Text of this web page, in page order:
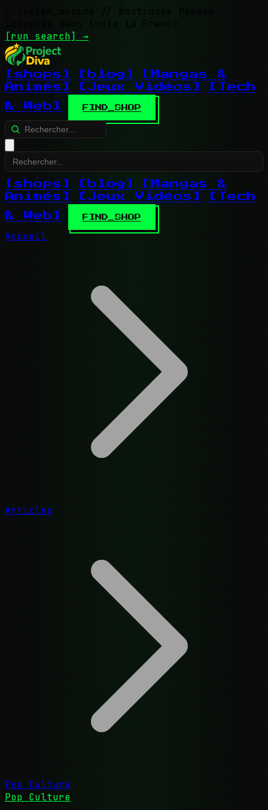
// Boutiques Mangas
indexées dans toute la France
[run search] →
[shops] [blog]
[Mangas &
Animés]
[Jeux Vidéos]
[Tech
& Web]
FIND_SHOP
[shops] [blog]
[Mangas &
Animés]
[Jeux Vidéos]
[Tech
& Web]
FIND_SHOP
Accueil
Articles
Pop Culture
Pop Culture